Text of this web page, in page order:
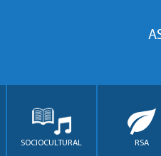
SOCIOCULTURAL RSA